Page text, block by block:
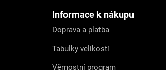
Informace k nákupu
Doprava a platba
Tabulky velikostí
Věrnostní program